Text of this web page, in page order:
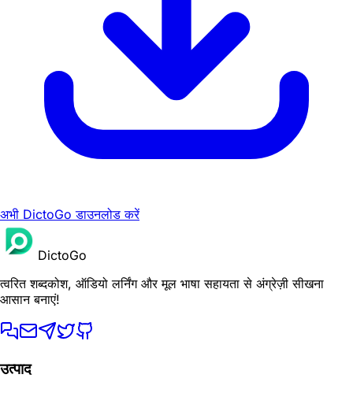
अभी DictoGo डाउनलोड करें
DictoGo
त्वरित शब्दकोश, ऑडियो लर्निंग और मूल भाषा सहायता से अंग्रेज़ी सीखना
आसान बनाएं!
उत्पाद